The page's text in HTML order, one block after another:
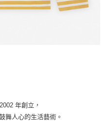
年創立，
舞人心的生活藝術。